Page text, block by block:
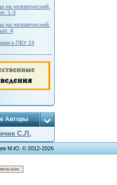
человеческий.
1-3
человеческий.
4
к ПБУ 24
Авторы
С.Л.
М.Ю. © 2012-2026